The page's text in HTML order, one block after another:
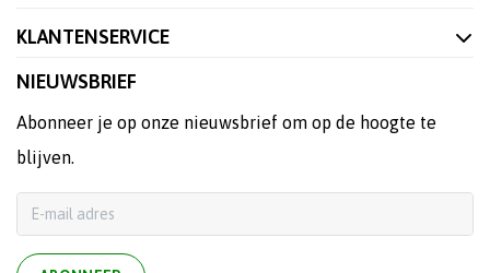
KLANTENSERVICE
NIEUWSBRIEF
Abonneer je op onze nieuwsbrief om op de hoogte te
blijven.